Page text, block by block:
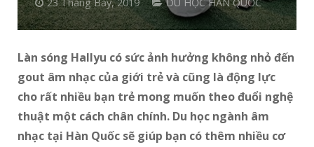
Làn sóng Hallyu có sức ảnh hưởng không nhỏ đến
gout âm nhạc của giới trẻ và cũng là động lực
cho rất nhiều bạn trẻ mong muốn theo đuổi nghệ
thuật một cách chân chính. Du học ngành âm
nhạc tại Hàn Quốc sẽ giúp bạn có thêm nhiều cơ